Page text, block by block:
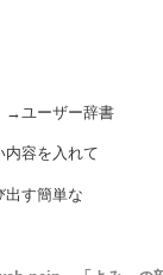
→ユーザー辞書
内容を入れて
出す簡単な